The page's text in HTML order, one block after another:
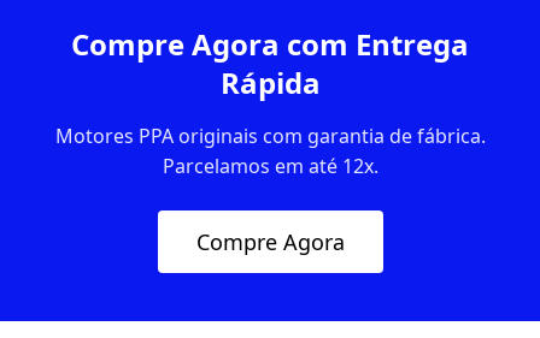
Compre Agora com Entrega
Rápida
Motores PPA originais com garantia de fábrica.
Parcelamos em até 12x.
Compre Agora